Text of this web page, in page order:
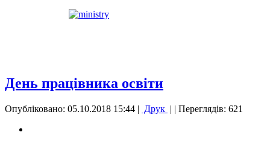
День працівника освіти
Опубліковано: 05.10.2018 15:44 | Друк | | Переглядів: 621